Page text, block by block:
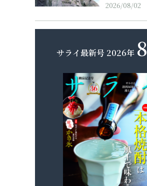
2026/08/02
サライ最新号 2026年 8